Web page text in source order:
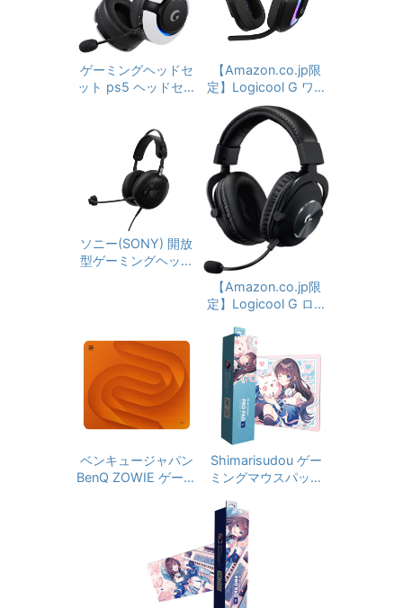
ゲーミングヘッドセ
ット ps5 ヘッドセッ
th 5.3有線/無線 4W
AY接続ヘッドホン 着
脱式ノイズキャンセ
リングマイク付き 低
遅延ゲームヘッドセ
ット 45時間バッテリ
ー RGBライト 着脱式
マイク/ミュート pc
【Amazon.co.jp限
定】Logicool G ワイ
ヤレス ゲーミングヘ
ッドセット G522 LI
GHTSPEED G522-B
Kd 軽量 マイク付き
Bluetooth 有線 対応
90時間連続使用可能
LIGHTSYNC RGB P
S5 PS4 PC window
s Mac ゲーミング ヘ
ッドセット ヘッドフ
ォン ヘッドホン ブラ
ック 国内正規品 ※A
mazon限定の壁紙ダ
ソニー(SONY) 開放
型ゲーミングヘッド
ース FPS向け 足音定
位 広い音場 50mm
ドライバー 軽量199
g 長時間快適 マイク
付き 3.5mm PC / PS
5対応
【Amazon.co.jp限
定】Logicool G ロジ
ミングヘッドセット
G-PHS-003d PS5 P
S4 PC Switch Xbox
有線 Dolby 7.1ch 3.5
mm usb Blue VO!CE
搭載高性能 マイク 国
内正規品 1年間メー
カー保証 【Amazon.
co.jp 限定壁紙ダウン
ロード付き】
ベンキュージャパン
BenQ ZOWIE ゲーミ
ラットパッケージ/47
x39cm/オレンジ
Shimarisudou ゲー
ミングマウスパッド
モデル クロス表面 L
サイズ 450×400×5